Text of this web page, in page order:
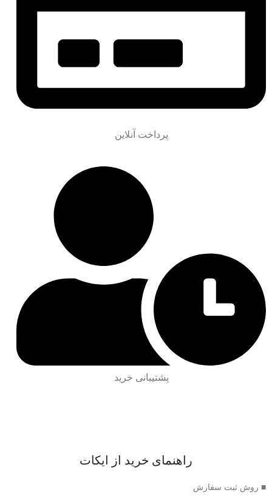
پرداخت آنلاین
پشتیبانی خرید
راهنمای خرید از ایکات
■ روش ثبت سفارش